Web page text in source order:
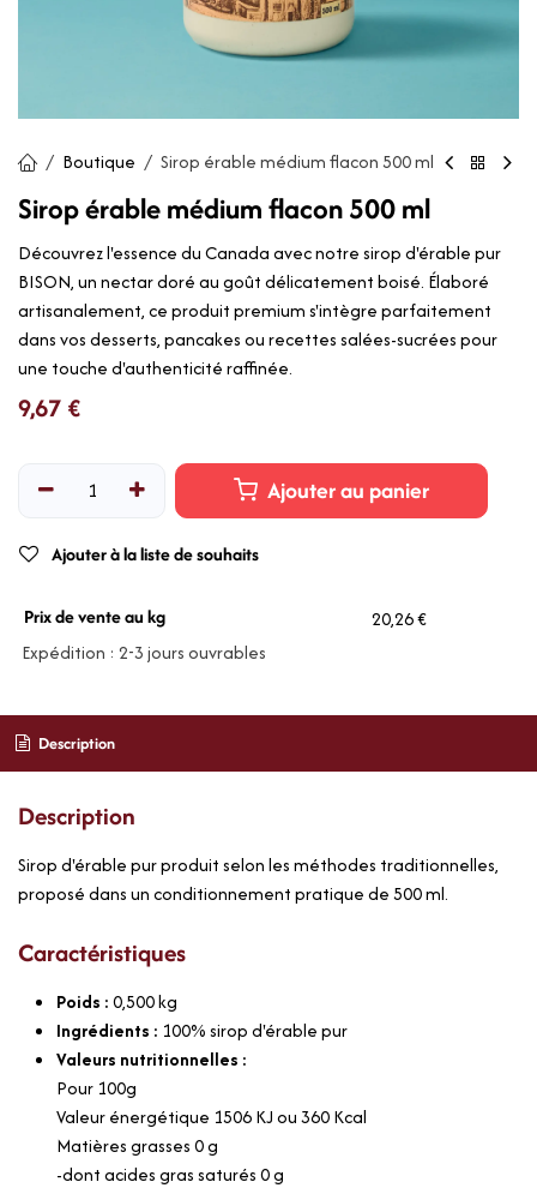
Boutique Sirop érable médium flacon 500 ml
Sirop érable médium flacon 500 ml
Découvrez l'essence du Canada avec notre sirop d'érable pur
BISON, un nectar doré au goût délicatement boisé. Élaboré
artisanalement, ce produit premium s'intègre parfaitement
dans vos desserts, pancakes ou recettes salées-sucrées pour
une touche d'authenticité raffinée.
9,67 €
Ajouter au panier
Ajouter à la liste de souhaits
Prix de vente au kg
20,26 €
Expédition : 2-3 jours ouvrables
Description
Description
Sirop d'érable pur produit selon les méthodes traditionnelles,
proposé dans un conditionnement pratique de 500 ml.
Caractéristiques
Poids :0,500kg
Ingrédients : 100% sirop d'érable pur
Valeurs nutritionnelles :
Pour 100g
Valeur énergétique 1506 KJ ou 360 Kcal
Matières grasses 0 g
-dont acides gras saturés 0 g